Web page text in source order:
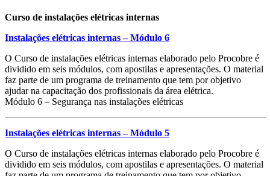
Curso de instalações elétricas internas
Instalações elétricas internas – Módulo 6
O Curso de instalações elétricas internas elaborado pelo Procobre é
dividido em seis módulos, com apostilas e apresentações. O material
faz parte de um programa de treinamento que tem por objetivo
ajudar na capacitação dos profissionais da área elétrica.
Módulo 6 – Segurança nas instalações elétricas
Instalações elétricas internas – Módulo 5
O Curso de instalações elétricas internas elaborado pelo Procobre é
dividido em seis módulos, com apostilas e apresentações. O material